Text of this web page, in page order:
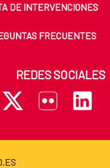
DE INTERVENCIONES
FRECUENTES
REDES SOCIALES